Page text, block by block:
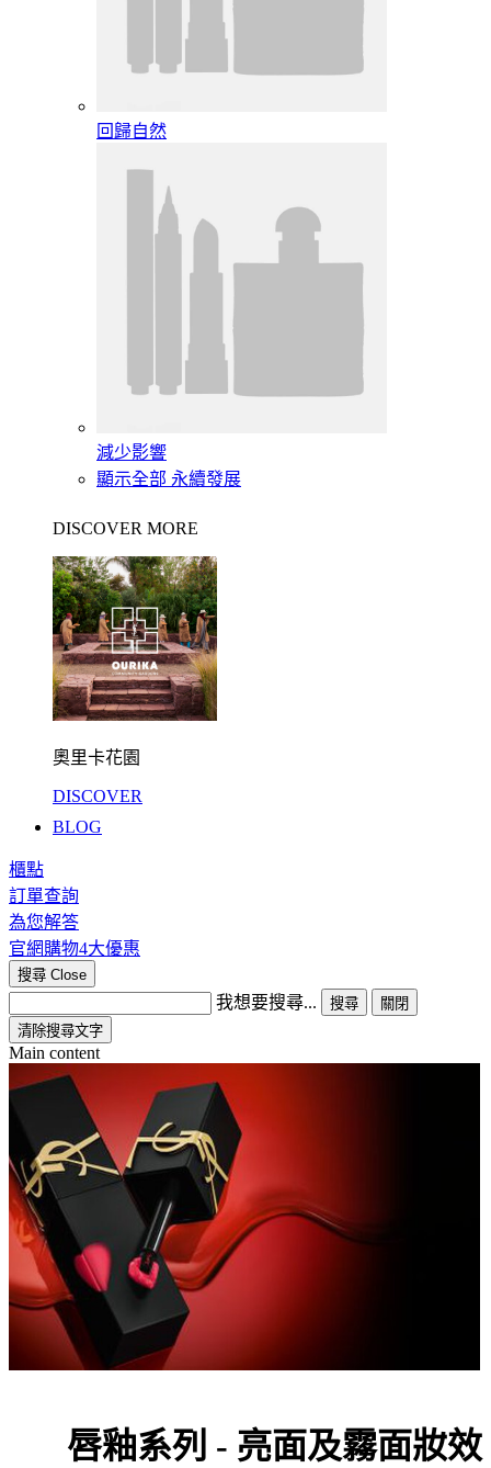
回歸自然
減少影響
顯示全部 永續發展
DISCOVER MORE
奧里卡花園
DISCOVER
BLOG
櫃點
訂單查詢
為您解答
官網購物4大優惠
搜尋 Close
我想要搜尋... 搜尋
關閉
清除搜尋文字
Main content
唇釉系列 - 亮面及霧面妝效